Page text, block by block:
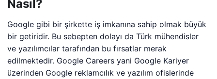
Nasıl?
Google gibi bir şirkette iş imkanına sahip olmak büyük
bir getiridir. Bu sebepten dolayı da Türk mühendisler
ve yazılımcılar tarafından bu fırsatlar merak
edilmektedir. Google Careers yani Google Kariyer
üzerinden Google reklamcılık ve yazılım ofislerinde